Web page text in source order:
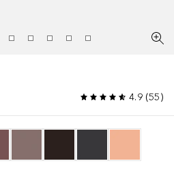
4.9(55)